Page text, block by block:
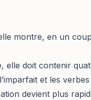
montre, en un
elle doit contenir
et les
devient plus